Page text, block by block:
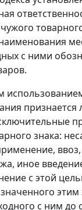
с ними
признается
знака:
иное
с этой
с ним до